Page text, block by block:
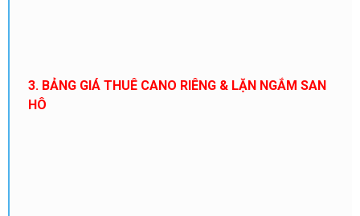
3. BẢNG GIÁ THUÊ CANO RIÊNG & LẶN NGẮM SAN
HÔ